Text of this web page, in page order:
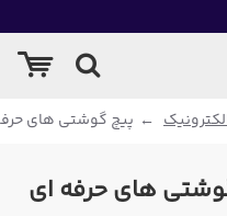
پیچ گوشتی های
های حرفه ای